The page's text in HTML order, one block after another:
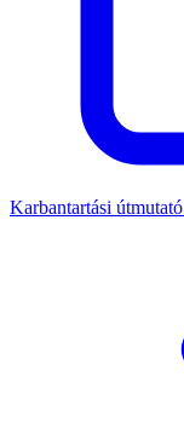
Karbantartási útmutató